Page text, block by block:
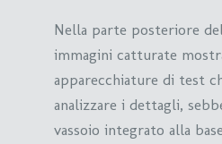
Nella parte posteriore
immagini catturate
apparecchiature di test
analizzare i dettagli,
vassoio integrato alla